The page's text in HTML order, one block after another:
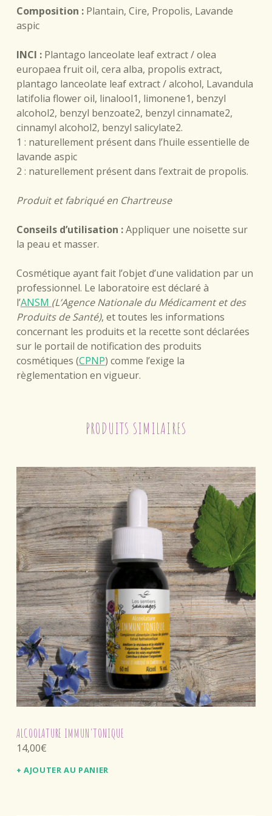
Composition :Plantain, Cire, Propolis, Lavande
aspic
INCI :Plantago lanceolate leaf extract / olea
europaea fruit oil, cera alba, propolis extract,
plantago lanceolate leaf extract / alcohol, Lavandula
latifolia flower oil, linalool1, limonene1, benzyl
alcohol2, benzyl benzoate2, benzyl cinnamate2,
cinnamyl alcohol2, benzyl salicylate2.
1 : naturellement présent dans l’huile essentielle de
lavande aspic
2 : naturellement présent dans l’extrait de propolis.
Produit et fabriqué en Chartreuse
Conseils d’utilisation :Appliquer une noisette sur
la peau et masser.
Cosmétique ayant fait l’objet d’une validation par un
professionnel. Le laboratoire est déclaré à
l’ANSM (L’Agence Nationale du Médicament et des
Produits de Santé), et toutes les informations
concernant les produits et la recette sont déclarées
sur le portail de notification des produits
cosmétiques (CPNP) comme l’exige la
règlementation en vigueur.
PRODUITS SIMILAIRES
ALCOOLATURE IMMUN’TONIQUE
14,00€
AJOUTER AU PANIER